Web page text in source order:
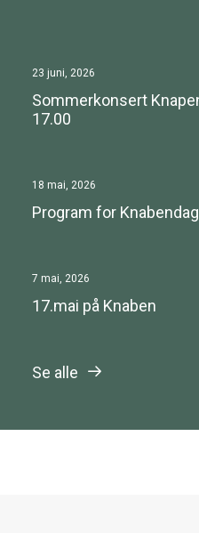
23 juni, 2026
Sommerkonsert
17.00
18 mai, 2026
Program for
7 mai, 2026
17.mai på Knaben
Se alle